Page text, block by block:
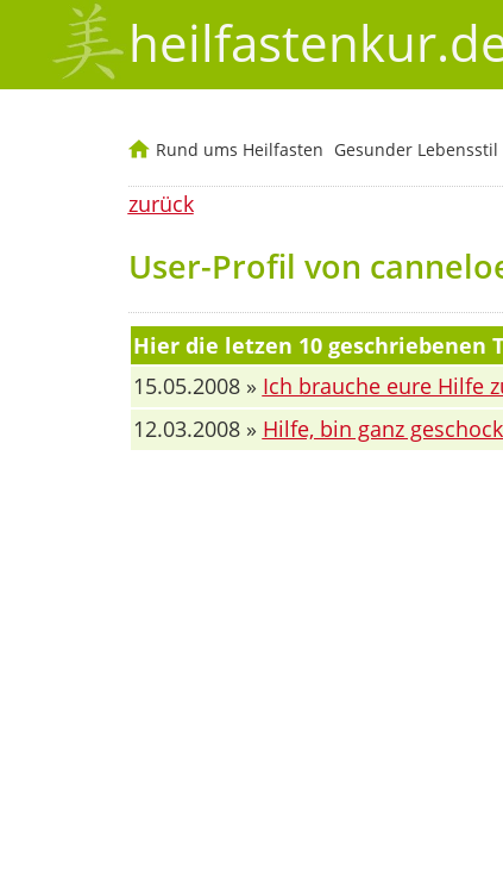
Rund ums Heilfasten Gesunder Lebensstil
zurück
User-Profil von
Hier die letzen 10 geschriebenen
15.05.2008 » Ich brauche eure Hilfe
12.03.2008 » Hilfe, bin ganz